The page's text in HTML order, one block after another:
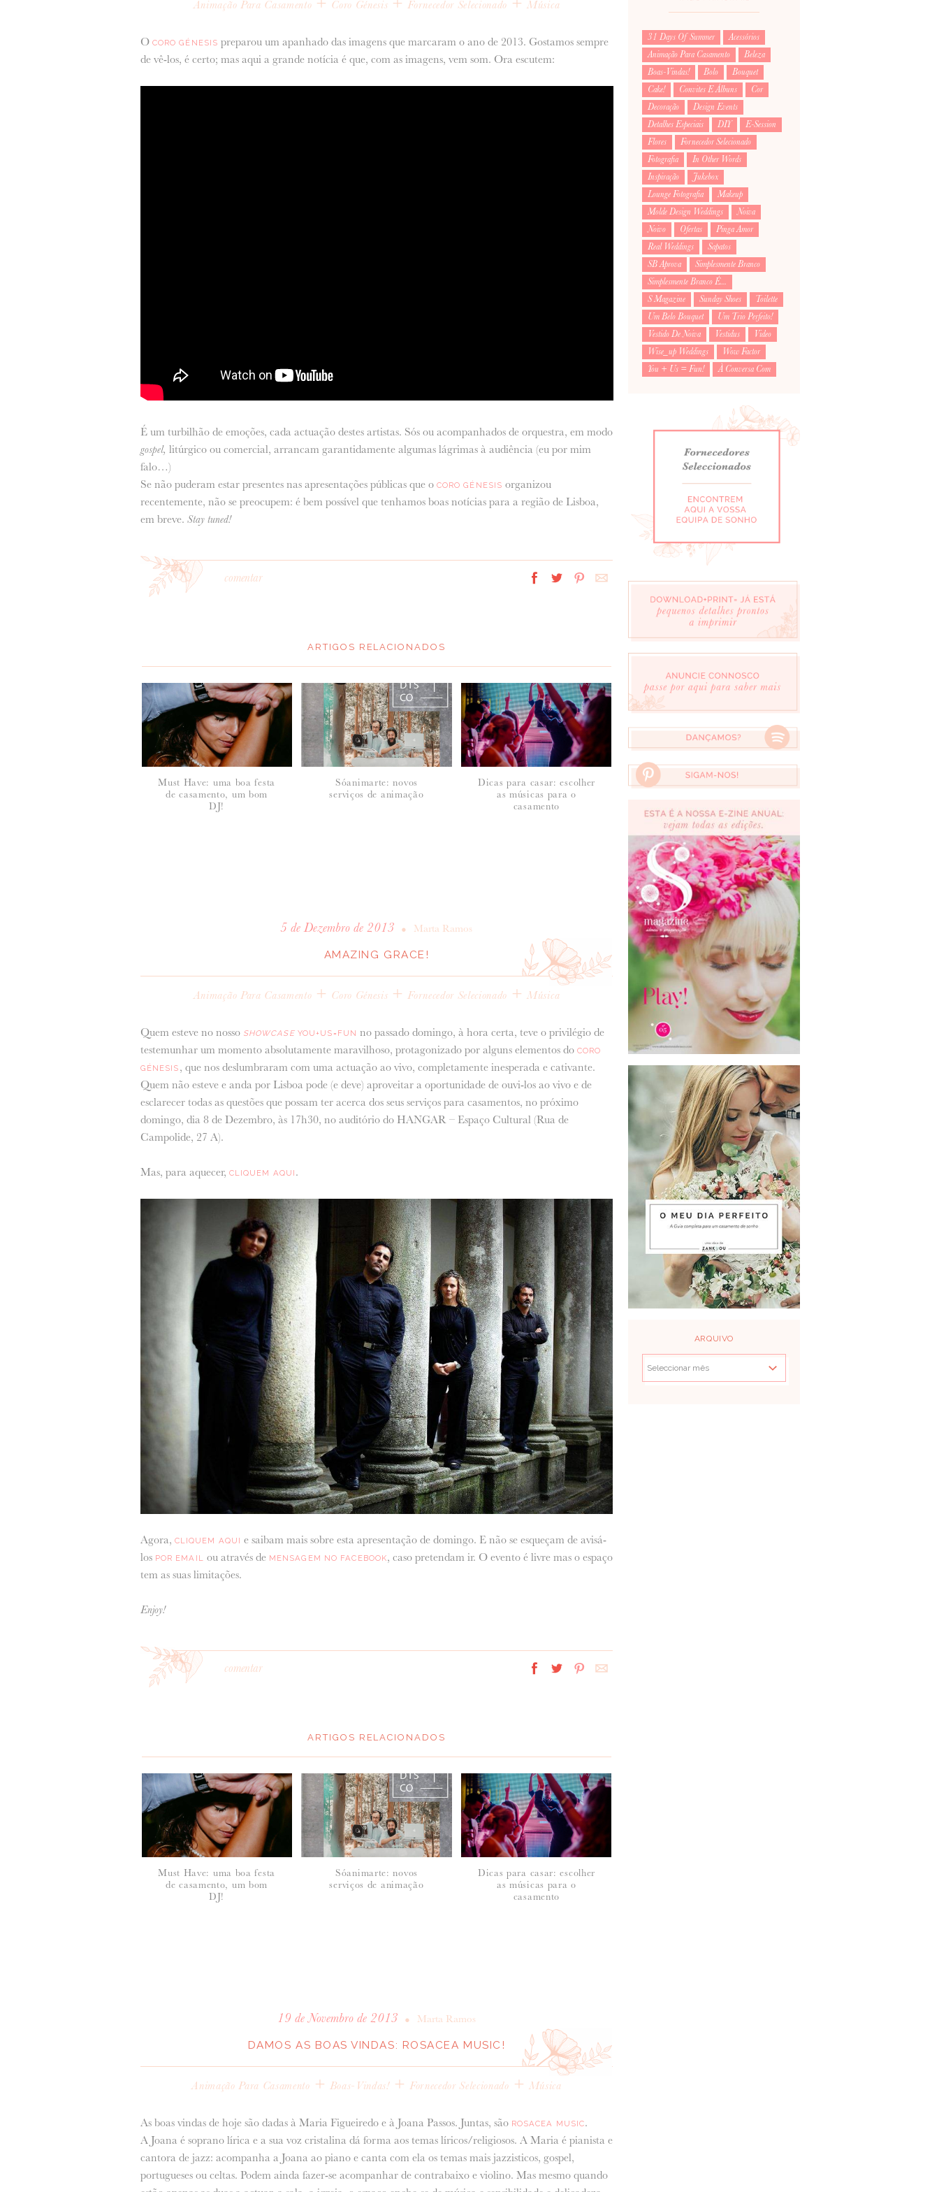
Animação Para Casamento Coro Génesis Fornecedor Selecionado Música
O CORO GÉNESIS preparou um apanhado das imagens que marcaram o ano de 2013. Gostamos sempre
de vê-los, é certo; mas aqui a grande notícia é que, com as imagens, vem som. Ora escutem:
É um turbilhão de emoções, cada actuação destes artistas. Sós ou acompanhados de orquestra, em modo
gospel, litúrgico ou comercial, arrancam garantidamente algumas lágrimas à audiência (eu por mim
falo…)
Se não puderam estar presentes nas apresentações públicas que o CORO GÉNESIS organizou
recentemente, não se preocupem: é bem possível que tenhamos boas notícias para a região de Lisboa,
em breve. Stay tuned!
comentar
ARTIGOS RELACIONADOS
Must Have: uma boa festa
de casamento, um bom
DJ!
Sóanimarte: novos
serviços de animação
Dicas para casar: escolher
as músicas para o
casamento
5 de Dezembro de 2013 • Marta Ramos
AMAZING GRACE!
Animação Para Casamento + Coro Génesis +Fornecedor Selecionado +Música
Quem esteve no nosso SHOWCASEYOU+US=FUN no passado domingo, à hora certa, teve o privilégio de
testemunhar um momento absolutamente maravilhoso, protagonizado por alguns elementos do CORO
GÉNESIS , que nos deslumbraram com uma actuação ao vivo, completamente inesperada e cativante.
Quem não esteve e anda por Lisboa pode (e deve) aproveitar a oportunidade de ouvi-los ao vivo e de
esclarecer todas as questões que possam ter acerca dos seus serviços para casamentos, no próximo
domingo, dia 8 de Dezembro, às 17h30, no auditório do HANGAR – Espaço Cultural (Rua de
Campolide, 27 A).
Mas, para aquecer, CLIQUEM AQUI .
Agora, CLIQUEM AQUI e saibam mais sobre esta apresentação de domingo. E não se esqueçam de avisá-
los POR EMAIL ou através de MENSAGEM NO FACEBOOK, caso pretendam ir. O evento é livre mas o espaço
tem as suas limitações.
Enjoy!
comentar
ARTIGOS RELACIONADOS
Must Have: uma boa festa
de casamento, um bom
DJ!
Sóanimarte: novos
serviços de animação
Dicas para casar: escolher
as músicas para o
casamento
19 de Novembro de 2013 • Marta Ramos
DAMOS AS BOAS VINDAS: ROSACEA MUSIC!
Animação Para Casamento + Boas-Vindas!+ Fornecedor Selecionado + Música
As boas vindas de hoje são dadas à Maria Figueiredo e à Joana Passos. Juntas, são ROSACEA MUSIC.
A Joana é soprano lírica e a sua voz cristalina dá forma aos temas líricos/religiosos. A Maria é pianista e
cantora de jazz: acompanha a Joana ao piano e canta com ela os temas mais jazzisticos, gospel,
portugueses ou celtas. Podem ainda fazer-se acompanhar de contrabaixo e violino. Mas mesmo quando
31 Days Of Summer
Acessórios
Animação Para Casamento
Beleza
Boas-Vindas!
Bolo
Bouquet
Cake!
Convites E Álbuns
Cor
Decoração
Design Events
Detalhes Especiais
DIY
E-Session
Flores
Fornecedor Selecionado
Fotografia
In Other Words
Inspiração
Jukebox
Lounge Fotografia
Makeup
Molde Design Weddings
Noiva
Noivo
Ofertas
Pinga Amor
Real Weddings
Sapatos
SB Aprova
Simplesmente Branco
Simplesmente Branco É...
S Magazine
Sunday Shoes
Toilette
Um Belo Bouquet
Um Trio Perfeito!
Vestido De Noiva
Vestidus
Video
Wise_up Weddings
Wow Factor
You + Us = Fun!
À Conversa Com
ARQUIVO